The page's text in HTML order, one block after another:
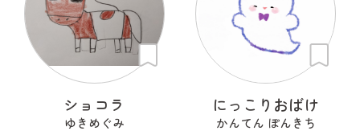
ショコラ
ゆきめぐみ
にっこりおばけ
かんてん ぽんきち